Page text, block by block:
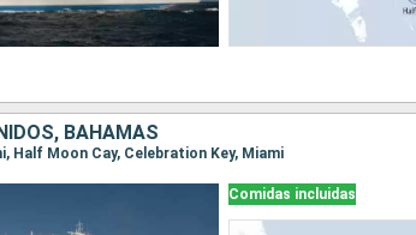
BAHAMAS
Half Moon Cay, Celebration Key, Miami
Comidas incluidas